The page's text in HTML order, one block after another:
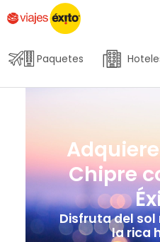
Paquetes
Chipre
Disfruta del
la rica